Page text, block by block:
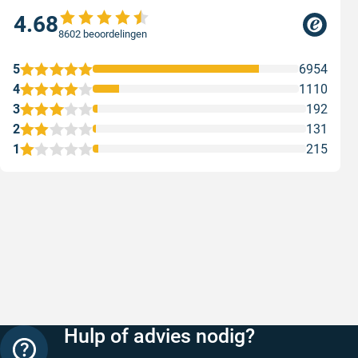
4.688602 beoordelingen
1 215
2 131
3 192
4 1110
5 6954
Hulp of advies nodig?